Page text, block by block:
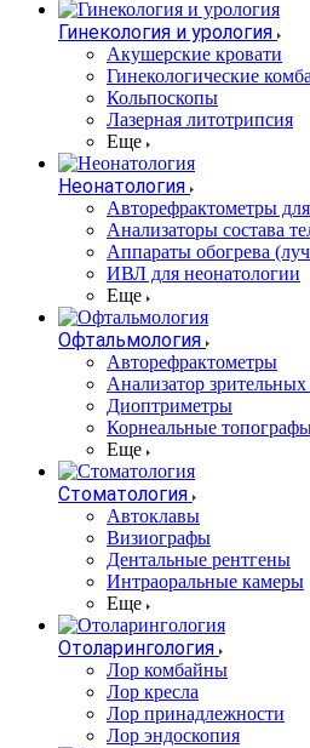
Гинекология и урология
Акушерские кровати
Гинекологические
Кольпоскопы
Лазерная литотрипсия
Еще
Неонатология
Авторефрактометры
Анализаторы состава
Аппараты обогрева
ИВЛ для неонатологии
Еще
Офтальмология
Авторефрактометры
Анализатор
Диоптриметры
Корнеальные
Еще
Стоматология
Автоклавы
Визиографы
Дентальные рентгены
Интраоральные камеры
Еще
Отоларингология
Лор комбайны
Лор кресла
Лор принадлежности
Лор эндоскопия